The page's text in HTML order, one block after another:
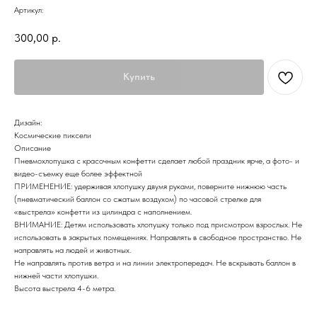
Артикул:
300,00 р.
Купить
Дизайн:
Космические пиксели
Описание
Пневмохлопушка с красочным конфетти сделает любой праздник ярче, а фото- и
видео-съемку еще более эффектной
ПРИМЕНЕНИЕ: удерживая хлопушку двумя руками, поверните нижнюю часть
(пневматический баллон со сжатым воздухом) по часовой стрелке для
«выстрела» конфетти из цилиндра с наполнением.
ВНИМАНИЕ: Детям использовать хлопушку только под присмотром взрослых. Не
использовать в закрытых помещениях. Направлять в свободное пространство. Не
направлять на людей и животных.
Не направлять против ветра и на линии электропередач. Не вскрывать баллон в
нижней части хлопушки.
Высота выстрела 4-6 метра.